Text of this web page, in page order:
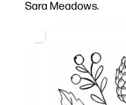
Sara Meadows.
Atractivo y
Desarrollo de
Pantalla